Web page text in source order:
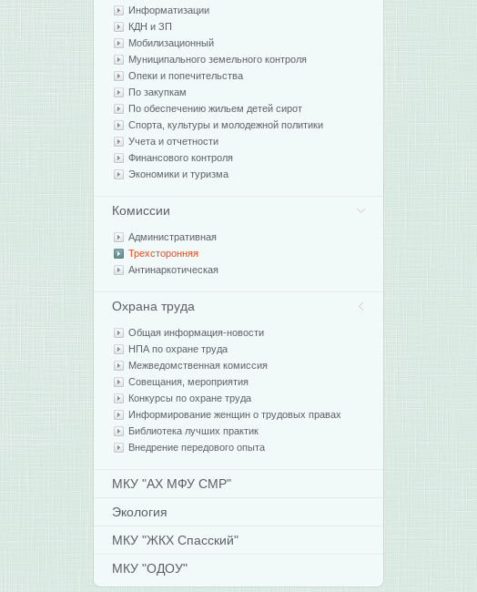
Информатизации
КДН и ЗП
Мобилизационный
Муниципального земельного контроля
Опеки и попечительства
По закупкам
По обеспечению жильем детей сирот
Спорта, культуры и молодежной политики
Учета и отчетности
Финансового контроля
Экономики и туризма
Комиссии
Административная
Трехсторонняя
Антинаркотическая
Охрана труда
Общая информация-новости
НПА по охране труда
Межведомственная комиссия
Совещания, мероприятия
Конкурсы по охране труда
Информирование женщин о трудовых правах
Библиотека лучших практик
Внедрение передового опыта
МКУ "АХ МФУ СМР"
Экология
МКУ "ЖКХ Спасский"
МКУ "ОДОУ"